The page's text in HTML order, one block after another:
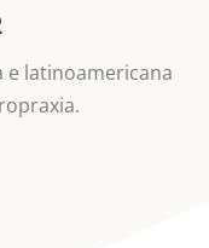
e latinoamericana